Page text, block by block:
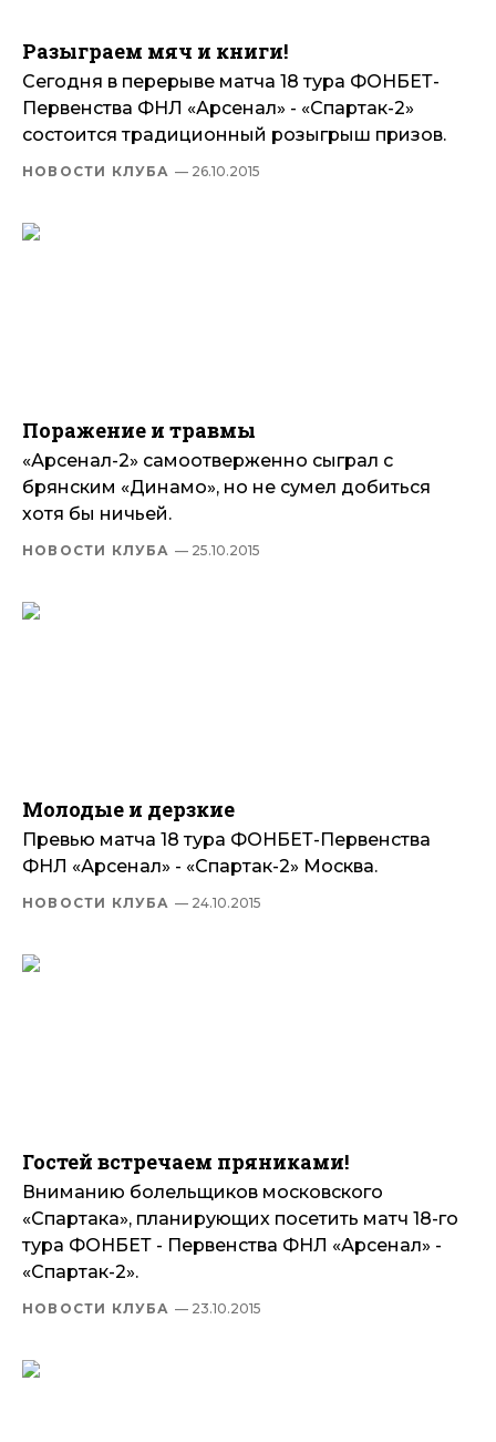
Разыграем мяч и книги!
Сегодня в перерыве матча 18 тура ФОНБЕТ-
Первенства ФНЛ «Арсенал» - «Спартак-2»
состоится традиционный розыгрыш призов.
НОВОСТИ КЛУБА — 26.10.2015
Поражение и травмы
«Арсенал-2» самоотверженно сыграл с
брянским «Динамо», но не сумел добиться
хотя бы ничьей.
НОВОСТИ КЛУБА — 25.10.2015
Молодые и дерзкие
Превью матча 18 тура ФОНБЕТ-Первенства
ФНЛ «Арсенал» - «Спартак-2» Москва.
НОВОСТИ КЛУБА — 24.10.2015
Гостей встречаем пряниками!
Вниманию болельщиков московского
«Спартака», планирующих посетить матч 18-го
тура ФОНБЕТ - Первенства ФНЛ «Арсенал» -
«Спартак-2».
НОВОСТИ КЛУБА — 23.10.2015